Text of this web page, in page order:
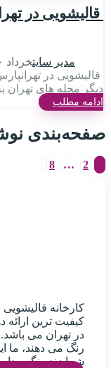
قالیشویی در
مدیر سایتخرداد ۱۰, ۱۴۰۰
قالیشویی در
دیگر محله های تهران
ادامه مطلب
صفحه‌بندی
2
…
8
کارخانه قالیشویی
کیفیت ترین
در تهران می
رنگ می دهند، ما
شما زنده